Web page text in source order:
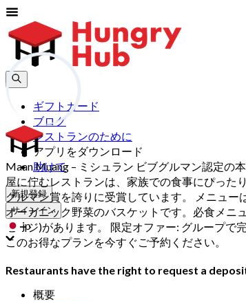
ギフトカード
ブログ
レストランのために
アプリをダウンロード
助けて
新規登録
サインイン
jp
Maan Muang – ミシュラン ビブグルマン認定の
屋に佇むレストランは、家族での食事にぴった
グルマン賞を誇りに受賞しています。 メニュ
オーガニック野菜のバスケットです。必食メニ
セージ)があります。 限定オファー: グループ
このお得なプランを今すぐご予約ください。
Restaurants have the right to request a
概要